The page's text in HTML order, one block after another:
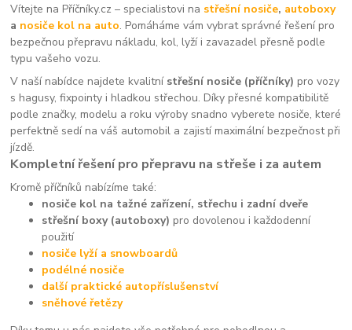
Vítejte na Příčníky.cz – specialistovi na střešní nosiče, autoboxy
a nosiče kol na auto. Pomáháme vám vybrat správné řešení pro
bezpečnou přepravu nákladu, kol, lyží i zavazadel přesně podle
typu vašeho vozu.
V naší nabídce najdete kvalitní střešní nosiče (příčníky) pro vozy
s hagusy, fixpointy i hladkou střechou. Díky přesné kompatibilitě
podle značky, modelu a roku výroby snadno vyberete nosiče, které
perfektně sedí na váš automobil a zajistí maximální bezpečnost při
jízdě.
Kompletní řešení pro přepravu na střeše i za autem
Kromě příčníků nabízíme také:
nosiče kol na tažné zařízení, střechu i zadní dveře
střešní boxy (autoboxy) pro dovolenou i každodenní
použití
nosiče lyží a snowboardů
podélné nosiče
další praktické autopříslušenství
sněhové řetězy